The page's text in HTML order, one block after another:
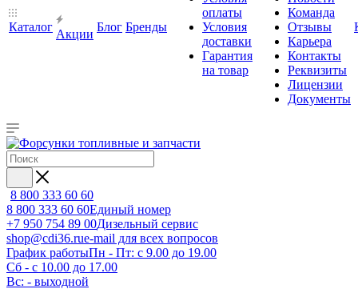
Каталог
Акции
Блог Бренды
оплаты
Условия
доставки
Гарантия
на товар
Команда
Отзывы
Карьера
Контакты
Реквизиты
Лицензии
Документы
8 800 333 60 60
8 800 333 60 60Единый номер
+7 950 754 89 00Дизельный сервис
shop@cdi36.rue-mail для всех вопросов
График работыПн - Пт: с 9.00 до 19.00
Сб - с 10.00 до 17.00
Вс: - выходной